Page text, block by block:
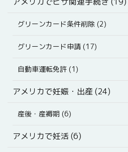
グリーンカード条件削除 (2)
グリーンカード申請 (17)
自動車運転免許 (1)
アメリカで妊娠・出産 (24)
産後・産褥期 (6)
アメリカで妊活 (6)